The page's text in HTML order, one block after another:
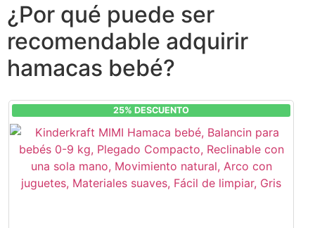
¿Por qué puede ser
recomendable adquirir
hamacas bebé?
25% DESCUENTO